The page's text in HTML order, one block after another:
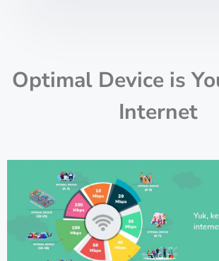
Optimal Device is
Internet